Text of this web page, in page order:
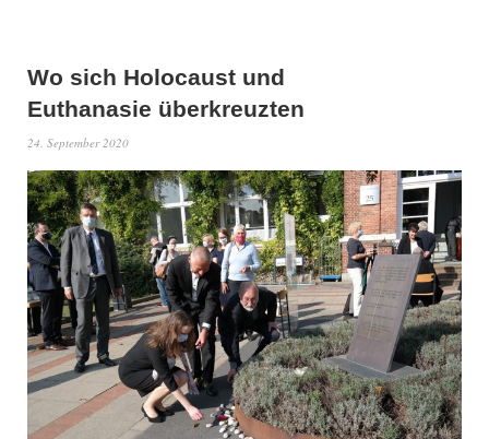
Wo sich Holocaust und
Euthanasie überkreuzten
24. September 2020